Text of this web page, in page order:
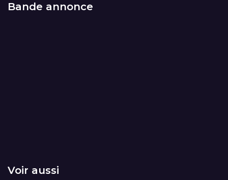
Bande annonce
Voir aussi